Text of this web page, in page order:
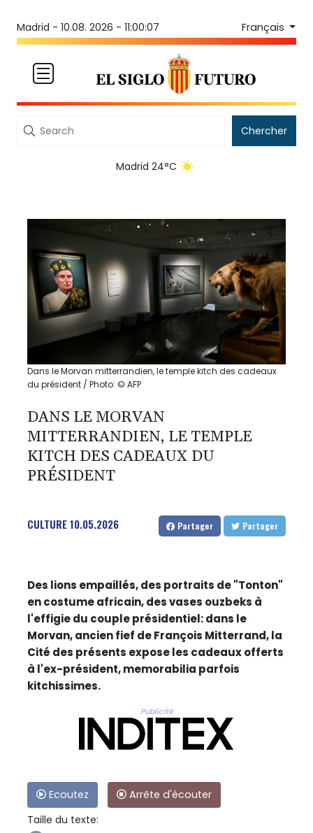
Madrid - 10.08. 2026 - 11:00:07 Français
Chercher
Madrid 24°C
Dans le Morvan mitterrandien, le temple kitch des cadeaux
du président / Photo: © AFP
DANS LE MORVAN
MITTERRANDIEN, LE TEMPLE
KITCH DES CADEAUX DU
PRÉSIDENT
CULTURE10.05.2026 Partager Partager
Des lions empaillés, des portraits de "Tonton"
en costume africain, des vases ouzbeks à
l'effigie du couple présidentiel: dans le
Morvan, ancien fief de François Mitterrand, la
Cité des présents expose les cadeaux offerts
à l'ex-président, memorabilia parfois
kitchissimes.
Publicité
Ecoutez
Arrête d'écouter
Taille du texte: